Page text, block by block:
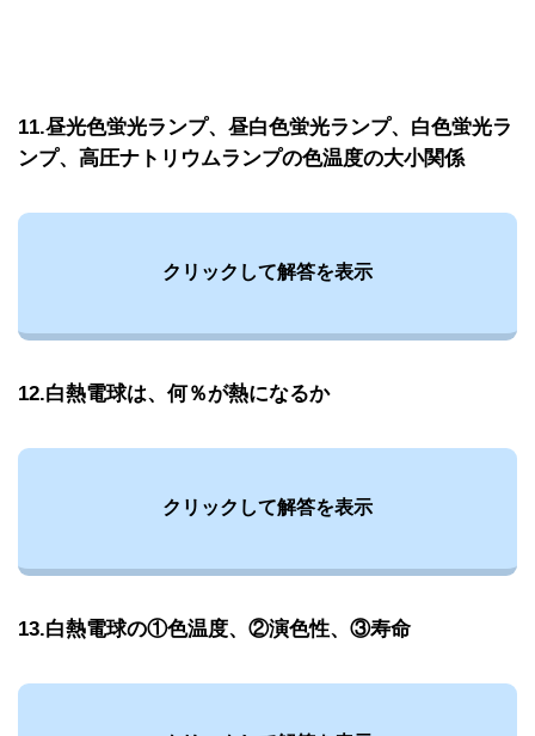
11.昼光色蛍光ランプ、昼白色蛍光ランプ、白色蛍光ラ
ンプ、高圧ナトリウムランプの色温度の大小関係
クリックして解答を表示
12.白熱電球は、何％が熱になるか
クリックして解答を表示
13.白熱電球の①色温度、②演色性、③寿命